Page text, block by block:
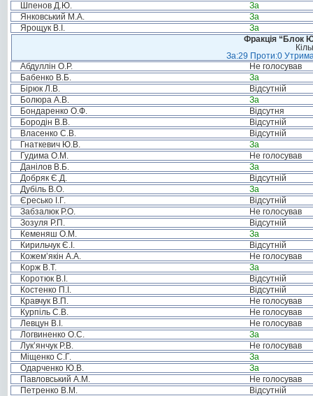
Шпенов Д.Ю.
За
Янковський М.А.
За
Ярощук В.І.
За
Фракція “Блок
За:29 Проти:0
Абдуллін О.Р.
Не голосував
Бабенко В.Б.
За
Бірюк Л.В.
Відсутній
Болюра А.В.
За
Бондаренко О.Ф.
Відсутня
Бородін В.В.
Відсутній
Власенко С.В.
Відсутній
Гнаткевич Ю.В.
За
Гудима О.М.
Не голосував
Данілов В.Б.
За
Добряк Є.Д.
Відсутній
Дубіль В.О.
За
Єресько І.Г.
Відсутній
Забзалюк Р.О.
Не голосував
Зозуля Р.П.
Відсутній
Кеменяш О.М.
За
Кирильчук Є.І.
Відсутній
Кожем’якін А.А.
Не голосував
Корж В.Т.
За
Коротюк В.І.
Відсутній
Костенко П.І.
Відсутній
Кравчук В.П.
Не голосував
Курпіль С.В.
Не голосував
Левцун В.І.
Не голосував
Логвиненко О.С.
За
Лук’янчук Р.В.
Не голосував
Міщенко С.Г.
За
Одарченко Ю.В.
За
Павловський А.М.
Не голосував
Петренко В.М.
Відсутній